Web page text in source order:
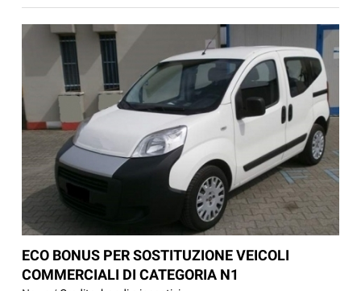
ECO BONUS PER SOSTITUZIONE VEICOLI
COMMERCIALI DI CATEGORIA N1